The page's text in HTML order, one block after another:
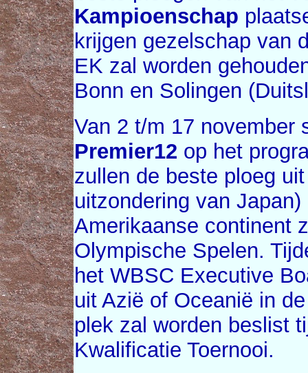
Kampioenschap
krijgen gezelschap van
EK zal worden
Bonn en Solingen
Van 2 t/m 17 november
Premier12 op het
zullen de beste ploeg
uitzondering van
Amerikaanse continent
Olympische Spelen.
het WBSC Executive
uit Azië of Oceanië in
plek zal worden beslist
Kwalificatie Toernooi.